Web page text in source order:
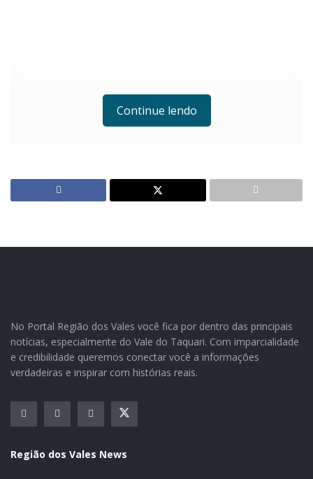
Durante o mês de janeiro, a Secretaria de Obras de
Teutônia trabalhou em diversas frentes, sendo uma
delas na estrada geral de Linha Germano Fundos.
Nesta localidade, a estrada existente foi alargada,
visando facilitar o escoamento da produção e o trânsito
de veículos e máquinas, especialmente tratores.
aproximadamente quatro metros. Com a intervenção
Continue lendo
No Portal Região dos Vales você fica por dentro das principais
notícias, especialmente do Vale do Taquari. Com imparcialidade
e credibilidade queremos conectar você a informações
verdadeiras e inspirar com histórias reais.
Região dos Vales News